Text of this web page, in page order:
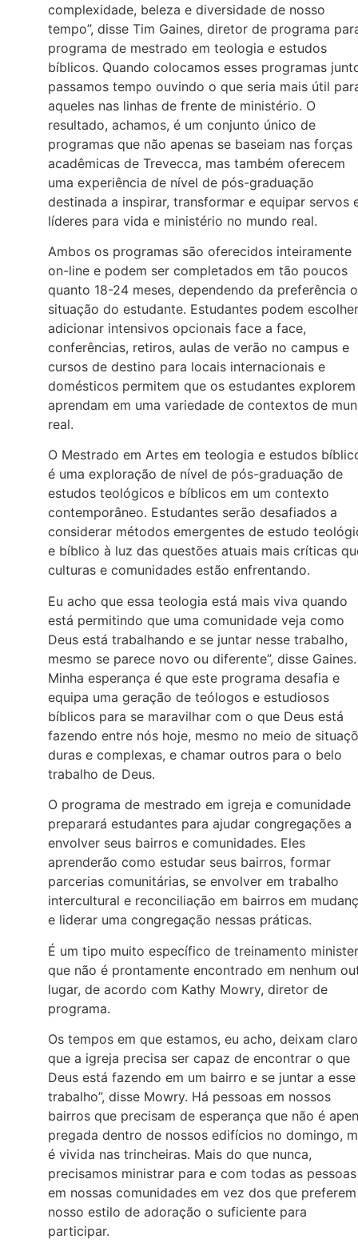
complexidade, beleza e diversidade de nosso
tempo”, disse Tim Gaines, diretor de programa
programa de mestrado em teologia e estudos
bíblicos. Quando colocamos esses programas
passamos tempo ouvindo o que seria mais útil
aqueles nas linhas de frente de ministério. O
resultado, achamos, é um conjunto único de
programas que não apenas se baseiam nas forças
acadêmicas de Trevecca, mas também oferecem
uma experiência de nível de pós-graduação
destinada a inspirar, transformar e equipar servos
líderes para vida e ministério no mundo real.
Ambos os programas são oferecidos inteiramente
on-line e podem ser completados em tão poucos
quanto 18-24 meses, dependendo da preferência
situação do estudante. Estudantes podem escolher
adicionar intensivos opcionais face a face,
conferências, retiros, aulas de verão no campus e
cursos de destino para locais internacionais e
domésticos permitem que os estudantes
aprendam em uma variedade de contextos de
real.
O Mestrado em Artes em teologia e estudos
é uma exploração de nível de pós-graduação de
estudos teológicos e bíblicos em um contexto
contemporâneo. Estudantes serão desafiados a
considerar métodos emergentes de estudo
e bíblico à luz das questões atuais mais críticas
culturas e comunidades estão enfrentando.
Eu acho que essa teologia está mais viva quando
está permitindo que uma comunidade veja como
Deus está trabalhando e se juntar nesse trabalho,
mesmo se parece novo ou diferente”, disse Gaines.
Minha esperança é que este programa desafia e
equipa uma geração de teólogos e estudiosos
bíblicos para se maravilhar com o que Deus está
fazendo entre nós hoje, mesmo no meio de
duras e complexas, e chamar outros para o belo
trabalho de Deus.
O programa de mestrado em igreja e comunidade
preparará estudantes para ajudar congregações a
envolver seus bairros e comunidades. Eles
aprenderão como estudar seus bairros, formar
parcerias comunitárias, se envolver em trabalho
intercultural e reconciliação em bairros em
e liderar uma congregação nessas práticas.
É um tipo muito específico de treinamento
que não é prontamente encontrado em nenhum
lugar, de acordo com Kathy Mowry, diretor de
programa.
Os tempos em que estamos, eu acho, deixam claro
que a igreja precisa ser capaz de encontrar o que
Deus está fazendo em um bairro e se juntar a esse
trabalho”, disse Mowry. Há pessoas em nossos
bairros que precisam de esperança que não é
pregada dentro de nossos edifícios no domingo,
é vivida nas trincheiras. Mais do que nunca,
precisamos ministrar para e com todas as pessoas
em nossas comunidades em vez dos que preferem
nosso estilo de adoração o suficiente para
participar.